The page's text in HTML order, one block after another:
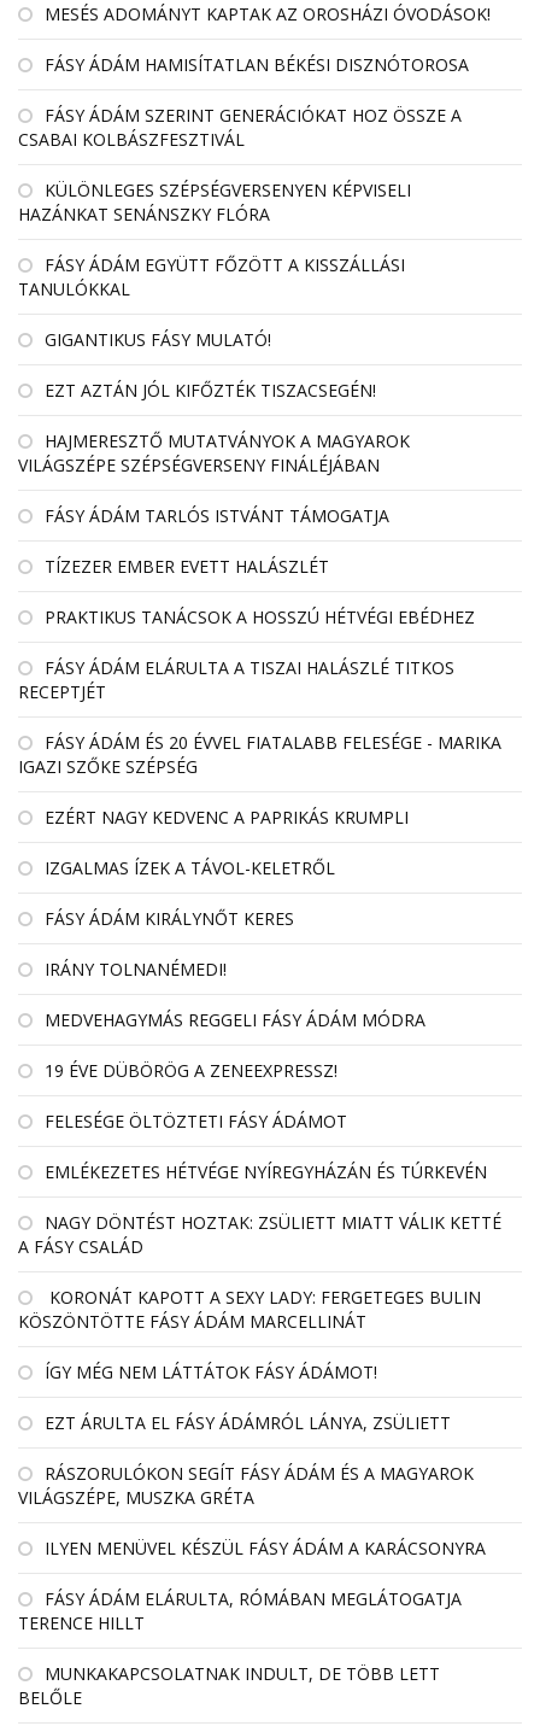
MESÉS ADOMÁNYT KAPTAK AZ OROSHÁZI ÓVODÁSOK!
FÁSY ÁDÁM HAMISÍTATLAN BÉKÉSI DISZNÓTOROSA
FÁSY ÁDÁM SZERINT GENERÁCIÓKAT HOZ ÖSSZE A
CSABAI KOLBÁSZFESZTIVÁL
KÜLÖNLEGES SZÉPSÉGVERSENYEN KÉPVISELI
HAZÁNKAT SENÁNSZKY FLÓRA
FÁSY ÁDÁM EGYÜTT FŐZÖTT A KISSZÁLLÁSI
TANULÓKKAL
GIGANTIKUS FÁSY MULATÓ!
EZT AZTÁN JÓL KIFŐZTÉK TISZACSEGÉN!
HAJMERESZTŐ MUTATVÁNYOK A MAGYAROK
VILÁGSZÉPE SZÉPSÉGVERSENY FINÁLÉJÁBAN
FÁSY ÁDÁM TARLÓS ISTVÁNT TÁMOGATJA
TÍZEZER EMBER EVETT HALÁSZLÉT
PRAKTIKUS TANÁCSOK A HOSSZÚ HÉTVÉGI EBÉDHEZ
FÁSY ÁDÁM ELÁRULTA A TISZAI HALÁSZLÉ TITKOS
RECEPTJÉT
FÁSY ÁDÁM ÉS 20 ÉVVEL FIATALABB FELESÉGE - MARIKA
IGAZI SZŐKE SZÉPSÉG
EZÉRT NAGY KEDVENC A PAPRIKÁS KRUMPLI
IZGALMAS ÍZEK A TÁVOL-KELETRŐL
FÁSY ÁDÁM KIRÁLYNŐT KERES
IRÁNY TOLNANÉMEDI!
MEDVEHAGYMÁS REGGELI FÁSY ÁDÁM MÓDRA
19 ÉVE DÜBÖRÖG A ZENEEXPRESSZ!
FELESÉGE ÖLTÖZTETI FÁSY ÁDÁMOT
EMLÉKEZETES HÉTVÉGE NYÍREGYHÁZÁN ÉS TÚRKEVÉN
NAGY DÖNTÉST HOZTAK: ZSÜLIETT MIATT VÁLIK KETTÉ
A FÁSY CSALÁD
KORONÁT KAPOTT A SEXY LADY: FERGETEGES BULIN
KÖSZÖNTÖTTE FÁSY ÁDÁM MARCELLINÁT
ÍGY MÉG NEM LÁTTÁTOK FÁSY ÁDÁMOT!
EZT ÁRULTA EL FÁSY ÁDÁMRÓL LÁNYA, ZSÜLIETT
RÁSZORULÓKON SEGÍT FÁSY ÁDÁM ÉS A MAGYAROK
VILÁGSZÉPE, MUSZKA GRÉTA
ILYEN MENÜVEL KÉSZÜL FÁSY ÁDÁM A KARÁCSONYRA
FÁSY ÁDÁM ELÁRULTA, RÓMÁBAN MEGLÁTOGATJA
TERENCE HILLT
MUNKAKAPCSOLATNAK INDULT, DE TÖBB LETT
BELŐLE